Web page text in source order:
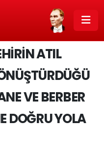
ATIL
VE BERBER
DOĞRU YOLA